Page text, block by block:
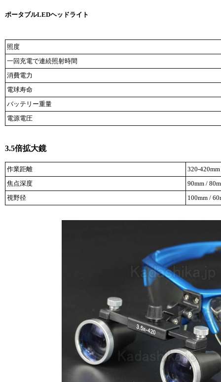
ポータブルLEDヘッドライト
照度
一回充電で連続照射時間
消費電力
電球寿命
バッテリー重量
電源電圧
3.5倍拡大鏡
作業距離
320-420mm
焦点深度
90mm /
視野径
100mm /